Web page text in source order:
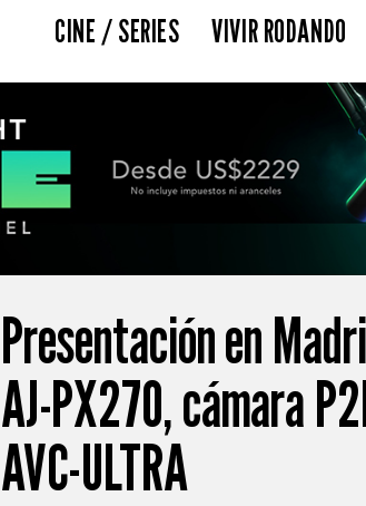
CINE / SERIES VIVIR RODANDO
Presentación en
AJ-PX270, cámara
AVC-ULTRA